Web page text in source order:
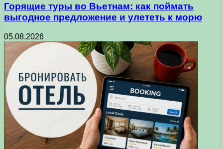
Горящие туры во Вьетнам: как поймать
выгодное предложение и улететь к морю
05.08.2026